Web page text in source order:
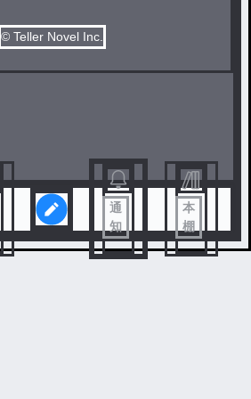
© Teller Novel Inc.
通
知
本
棚